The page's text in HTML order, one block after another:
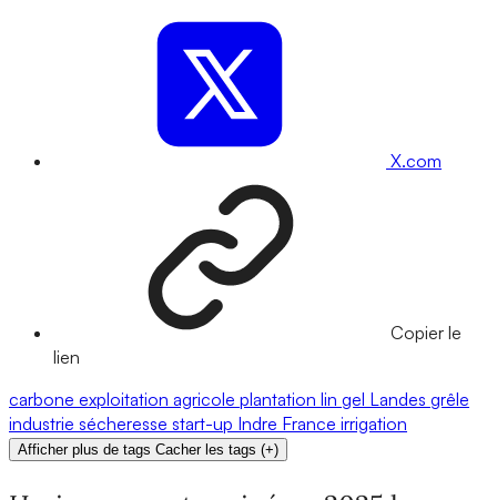
X.com
Copier le
lien
carbone exploitation agricole plantation lin gel Landes grêle
industrie sécheresse start-up Indre France irrigation
Afficher plus de tags Cacher les tags (+)